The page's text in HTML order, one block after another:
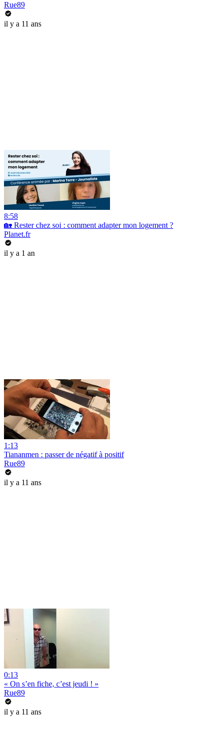
Rue89
il y a 11 ans
8:58
🏡 Rester chez soi : comment adapter mon logement ?
Planet.fr
il y a 1 an
1:13
Tiananmen : passer de négatif à positif
Rue89
il y a 11 ans
0:13
« On s’en fiche, c’est jeudi ! »
Rue89
il y a 11 ans